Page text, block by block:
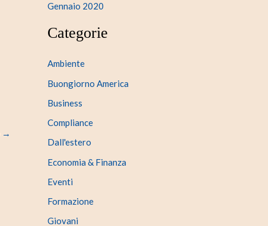
→
Gennaio 2020
Categorie
Ambiente
Buongiorno America
Business
Compliance
Dall'estero
Economia & Finanza
Eventi
Formazione
Giovani